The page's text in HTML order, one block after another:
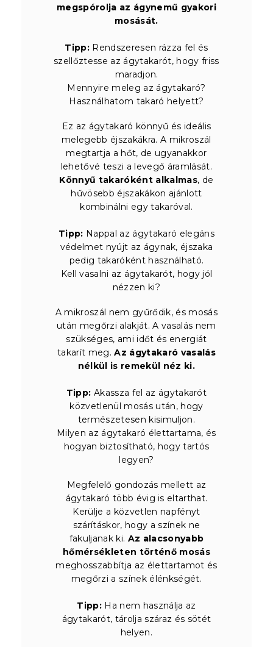
megspórolja az ágynemű gyakori
mosását.
Tipp: Rendszeresen rázza fel és
szellőztesse az ágytakarót, hogy friss
maradjon.
Mennyire meleg az ágytakaró?
Használhatom takaró helyett?
Ez az ágytakaró könnyű és ideális
melegebb éjszakákra. A mikroszál
megtartja a hőt, de ugyanakkor
lehetővé teszi a levegő áramlását.
Könnyű takaróként alkalmas, de
hűvösebb éjszakákon ajánlott
kombinálni egy takaróval.
Tipp: Nappal az ágytakaró elegáns
védelmet nyújt az ágynak, éjszaka
pedig takaróként használható.
Kell vasalni az ágytakarót, hogy jól
nézzen ki?
A mikroszál nem gyűrődik, és mosás
után megőrzi alakját. A vasalás nem
szükséges, ami időt és energiát
takarít meg.Az ágytakaró vasalás
nélkül is remekül néz ki.
Tipp: Akassza fel az ágytakarót
közvetlenül mosás után, hogy
természetesen kisimuljon.
Milyen az ágytakaró élettartama, és
hogyan biztosítható, hogy tartós
legyen?
Megfelelő gondozás mellett az
ágytakaró több évig is eltarthat.
Kerülje a közvetlen napfényt
szárításkor, hogy a színek ne
fakuljanak ki. Az alacsonyabb
hőmérsékleten történő mosás
meghosszabbítja az élettartamot és
megőrzi a színek élénkségét.
Tipp: Ha nem használja az
ágytakarót, tárolja száraz és sötét
helyen.